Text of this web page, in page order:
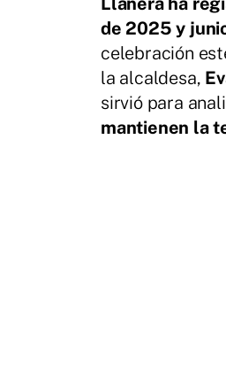
de 2025 y
celebración
la alcaldesa,
sirvió para
mantienen la